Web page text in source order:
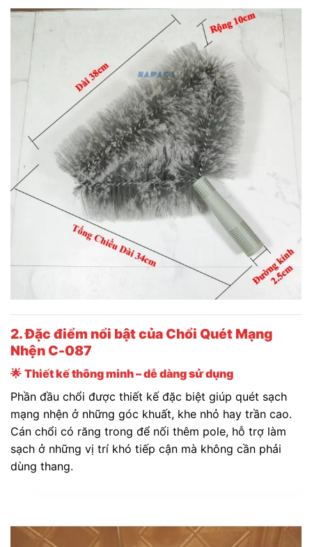
2. Đặc điểm nổi bật của Chổi Quét Mạng
Nhện C-087
🌟 Thiết kế thông minh – dễ dàng sử dụng
Phần đầu chổi được thiết kế đặc biệt giúp quét sạch
mạng nhện ở những góc khuất, khe nhỏ hay trần cao.
Cán chổi có răng trong để nối thêm pole, hỗ trợ làm
sạch ở những vị trí khó tiếp cận mà không cần phải
dùng thang.